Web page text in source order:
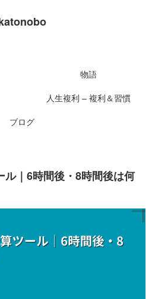
物語
人生複利 – 複利＆習慣
ブログ
ル｜6時間後・8時間後は何